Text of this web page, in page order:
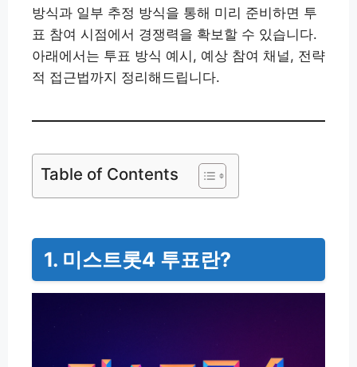
방식과 일부 추정 방식을 통해 미리 준비하면 투
표 참여 시점에서 경쟁력을 확보할 수 있습니다.
아래에서는 투표 방식 예시, 예상 참여 채널, 전략
적 접근법까지 정리해드립니다.
Table of Contents
1. 미스트롯4 투표란?